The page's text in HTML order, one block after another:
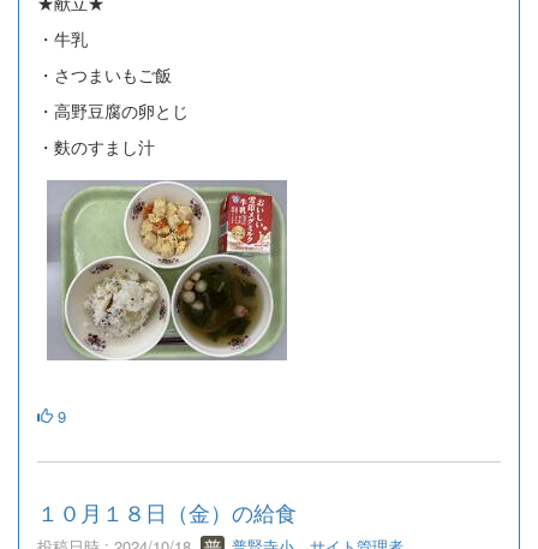
・牛乳
・さつまいもご飯
・高野豆腐の卵とじ
・麩のすまし汁
9
１０月１８日（金）の給食